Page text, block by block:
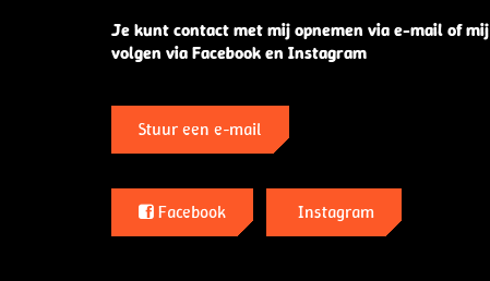
Je kunt contact met mij opnemen via e-mail of mij
volgen via Facebook en Instagram
Stuur een e-mail
Facebook Instagram